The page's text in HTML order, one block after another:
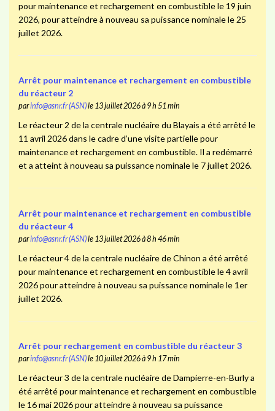
pour maintenance et rechargement en combustible le 19 juin
2026, pour atteindre à nouveau sa puissance nominale le 25
juillet 2026.
Arrêt pour maintenance et rechargement en combustible
du réacteur 2
parinfo@asnr.fr (ASN)le 13 juillet 2026 à 9 h 51 min
Le réacteur 2 de la centrale nucléaire du Blayais a été arrêté le
11 avril 2026 dans le cadre d’une visite partielle pour
maintenance et rechargement en combustible. Il a redémarré
et a atteint à nouveau sa puissance nominale le 7 juillet 2026.
Arrêt pour maintenance et rechargement en combustible
du réacteur 4
parinfo@asnr.fr (ASN)le 13 juillet 2026 à 8 h 46 min
Le réacteur 4 de la centrale nucléaire de Chinon a été arrêté
pour maintenance et rechargement en combustible le 4 avril
2026 pour atteindre à nouveau sa puissance nominale le 1er
juillet 2026.
Arrêt pour rechargement en combustible du réacteur 3
parinfo@asnr.fr (ASN)le 10 juillet 2026 à 9 h 17 min
Le réacteur 3 de la centrale nucléaire de Dampierre-en-Burly a
été arrêté pour maintenance et rechargement en combustible
le 16 mai 2026 pour atteindre à nouveau sa puissance